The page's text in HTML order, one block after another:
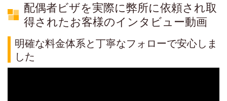
配偶者ビザを実際に弊所に依頼され取
得されたお客様のインタビュー動画
明確な料金体系と丁寧なフォローで安心しま
した